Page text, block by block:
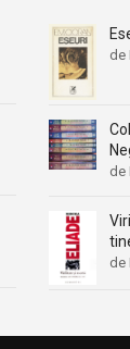
de
de
de